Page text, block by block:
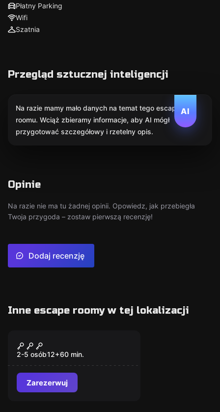
Płatny Parking
Wifi
Szatnia
Przegląd sztucznej inteligencji
AI
Na razie mamy mało danych na temat tego escape
roomu. Wciąż zbieramy informacje, aby AI mógł
przygotować szczegółowy i rzetelny opis.
Opinie
Na razie nie ma tu żadnej opinii. Opowiedz, jak przebiegła
Twoja przygoda – zostaw pierwszą recenzję!
Dodaj recenzję
Inne escape roomy w tej lokalizacji
Sherlock
2-5 osób12+60 min.
Zarezerwuj